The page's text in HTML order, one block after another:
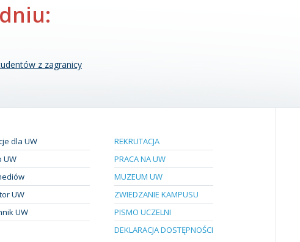
z zagranicy
dla UW
UW
UW
UW
REKRUTACJA
PRACA NA UW
MUZEUM UW
ZWIEDZANIE KAMPUSU
PISMO UCZELNI
DEKLARACJA DOSTĘPNOŚCI